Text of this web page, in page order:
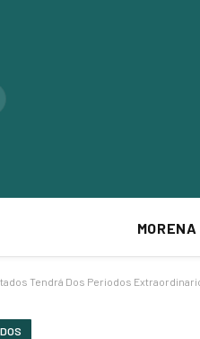
MORENA
Tendrá Dos Periodos